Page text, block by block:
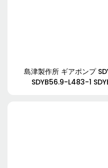
島津製作所 ギアポンプ
SDYB56.9-L483-1